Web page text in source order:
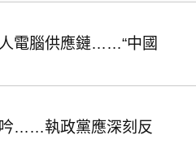
電腦供應鏈……“中國
……執政黨應深刻反